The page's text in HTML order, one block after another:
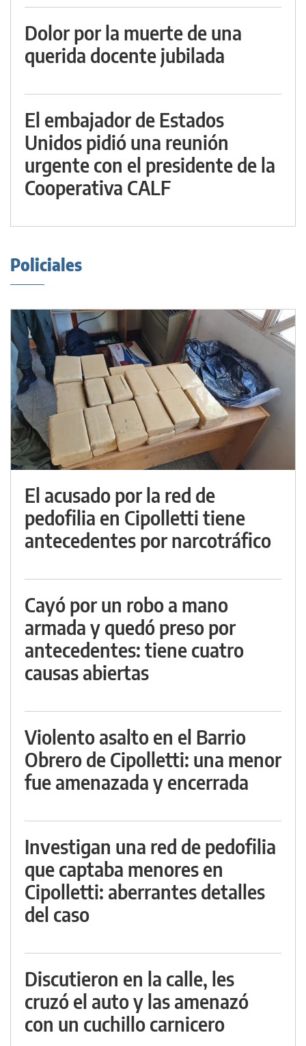
Dolor por la muerte de una
querida docente jubilada
El embajador de Estados
Unidos pidió una reunión
urgente con el presidente de la
Cooperativa CALF
Policiales
El acusado por la red de
pedofilia en Cipolletti tiene
antecedentes por narcotráfico
Cayó por un robo a mano
armada y quedó preso por
antecedentes: tiene cuatro
causas abiertas
Violento asalto en el Barrio
Obrero de Cipolletti: una menor
fue amenazada y encerrada
Investigan una red de pedofilia
que captaba menores en
Cipolletti: aberrantes detalles
del caso
Discutieron en la calle, les
cruzó el auto y las amenazó
con un cuchillo carnicero